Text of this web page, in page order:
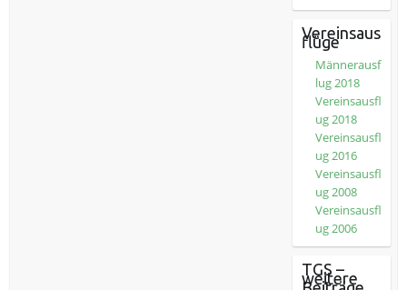
Vereinsaus
flüge
Männerausf
lug 2018
Vereinsausfl
ug 2018
Vereinsausfl
ug 2016
Vereinsausfl
ug 2008
Vereinsausfl
ug 2006
TGS –
weitere